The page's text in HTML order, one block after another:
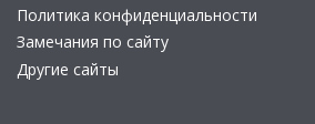
Политика конфиденциальности
Замечания по сайту
Другие сайты